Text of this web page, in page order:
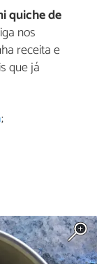
quiche de
nos
receita e
que já
;